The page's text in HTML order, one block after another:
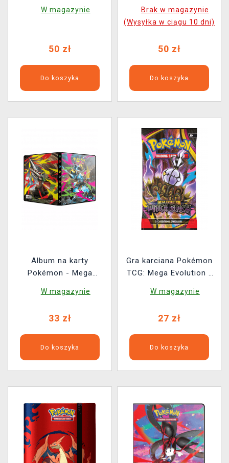
Pocket Binder (180 kart)
W magazynie
50 zł
Do koszyka
Binder (180 kart)
Brak w magazynie
(Wysyłka w ciągu 10 dni)
50 zł
Do koszyka
Album na karty
Pokémon - Mega
Pocket Portfolio
W magazynie
33 zł
Do koszyka
Gra karciana Pokémon
TCG: Mega Evolution -
kart)
W magazynie
27 zł
Do koszyka